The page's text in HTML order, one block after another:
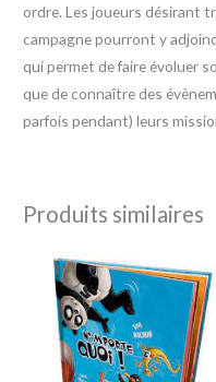
ordre. Les joueurs désirant
campagne pourront y
qui permet de faire évoluer
que de connaître des
parfois pendant) leurs
Produits similaires